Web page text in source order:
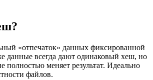
«отпечаток» данных фиксированной
данные всегда дают одинаковый хеш, но
полностью меняет результат. Идеально
файлов.